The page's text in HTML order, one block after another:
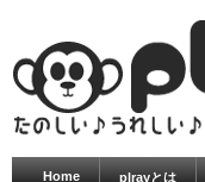
Home plrayとは